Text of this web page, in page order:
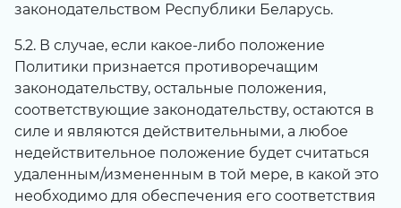
законодательством Республики Беларусь.
5.2. В случае, если какое-либо положение
Политики признается противоречащим
законодательству, остальные положения,
соответствующие законодательству, остаются в
силе и являются действительными, а любое
недействительное положение будет считаться
удаленным/измененным в той мере, в какой это
необходимо для обеспечения его соответствия